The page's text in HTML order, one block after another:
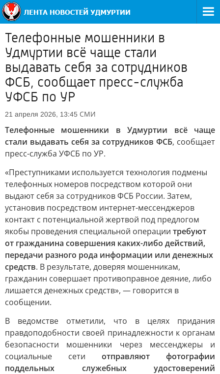
Телефонные мошенники в
Удмуртии всё чаще стали
выдавать себя за сотрудников
ФСБ, сообщает пресс-служба
УФСБ по УР
21 апреля 2026, 13:45 СМИ
Телефонные мошенники в Удмуртии всё чаще
стали выдавать себя за сотрудников ФСБ, сообщает
пресс-служба УФСБ по УР.
«Преступниками используется технология подмены
телефонных номеров посредством которой они
выдают себя за сотрудников ФСБ России. Затем,
установив посредством интернет-мессенджеров
контакт с потенциальной жертвой под предлогом
якобы проведения специальной операции требуют
от гражданина совершения каких-либо действий,
передачи разного рода информации или денежных
средств. В результате, доверяя мошенникам,
гражданин совершает противоправное деяние, либо
лишается денежных средств», — говорится в
сообщении.
В ведомстве отметили, что в целях придания
правдоподобности своей принадлежности к органам
безопасности мошенники через мессенджеры и
социальные сети отправляют фотографии
поддельных служебных удостоверений